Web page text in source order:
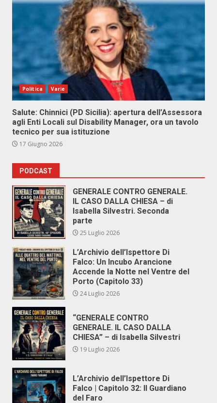
Politica Varie
Salute: Chinnici (PD Sicilia): apertura dell’Assessora
agli Enti Locali sul Disability Manager, ora un tavolo
tecnico per sua istituzione
17 Giugno 2026
PODCAST
GENERALE CONTRO GENERALE.
IL CASO DALLA CHIESA – di
Isabella Silvestri. Seconda
parte
25 Luglio 2026
L’Archivio dell’Ispettore Di
Falco: Un Incubo Arancione
Accende la Notte nel Ventre del
Porto (Capitolo 33)
24 Luglio 2026
“GENERALE CONTRO
GENERALE. IL CASO DALLA
CHIESA” – di Isabella Silvestri
19 Luglio 2026
L’Archivio dell’Ispettore Di
Falco | Capitolo 32: Il Guardiano
del Faro